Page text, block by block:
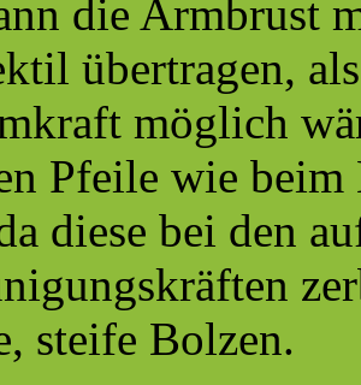
die Armbrust
übertragen,
möglich
Pfeile wie beim
diese bei den
steife Bolzen.